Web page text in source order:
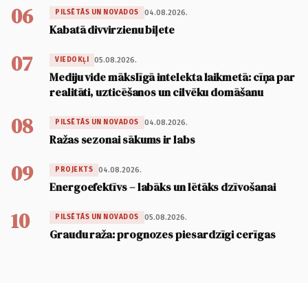
06 PILSĒTĀS UN NOVADOS 04.08.2026.
Kabatā divvirzienu biļete
07 VIEDOKĻI 05.08.2026.
Mediju vide mākslīgā intelekta laikmetā: cīņa par
realitāti, uzticēšanos un cilvēku domāšanu
08 PILSĒTĀS UN NOVADOS 04.08.2026.
Ražas sezonai sākums ir labs
09 PROJEKTS 04.08.2026.
Energoefektīvs – labāks un lētāks dzīvošanai
10 PILSĒTĀS UN NOVADOS 05.08.2026.
Graudu raža: prognozes piesardzīgi cerīgas